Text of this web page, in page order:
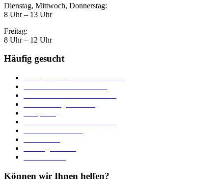
Dienstag, Mittwoch, Donnerstag:
8 Uhr – 13 Uhr
Freitag:
8 Uhr – 12 Uhr
Häufig gesucht
Können wir Ihnen helfen?